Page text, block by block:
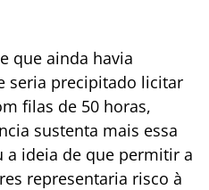
que ainda havia
seria precipitado licitar
filas de 50 horas,
sustenta mais essa
a ideia de que permitir a
representaria risco à